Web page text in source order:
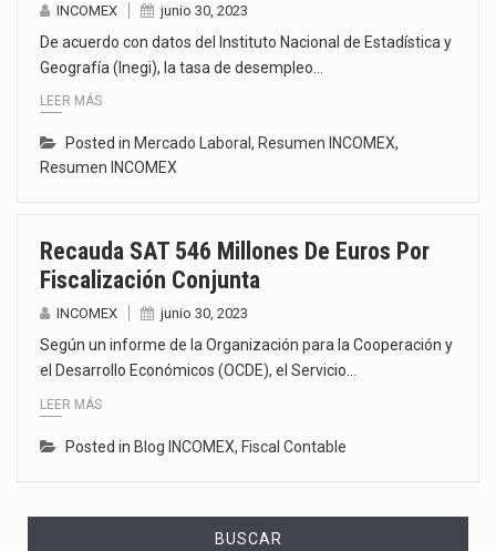
INCOMEX junio 30, 2023
De acuerdo con datos del Instituto Nacional de Estadística y
Geografía (Inegi), la tasa de desempleo…
LEER MÁS
Posted in Mercado Laboral , Resumen INCOMEX,
Resumen INCOMEX
Recauda SAT 546 Millones De Euros Por
Fiscalización Conjunta
INCOMEX junio 30, 2023
Según un informe de la Organización para la Cooperación y
el Desarrollo Económicos (OCDE), el Servicio…
LEER MÁS
Posted in Blog INCOMEX, Fiscal Contable
BUSCAR